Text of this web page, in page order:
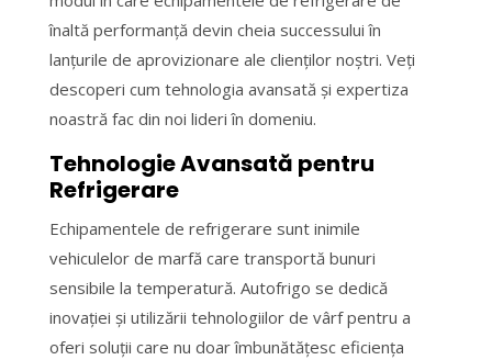
înaltă performanță devin cheia successului în
lanțurile de aprovizionare ale clienților noștri. Veți
descoperi cum tehnologia avansată și expertiza
noastră fac din noi lideri în domeniu.
Tehnologie Avansată pentru
Refrigerare
Echipamentele de refrigerare sunt inimile
vehiculelor de marfă care transportă bunuri
sensibile la temperatură. Autofrigo se dedică
inovației și utilizării tehnologiilor de vârf pentru a
oferi soluții care nu doar îmbunătățesc eficiența